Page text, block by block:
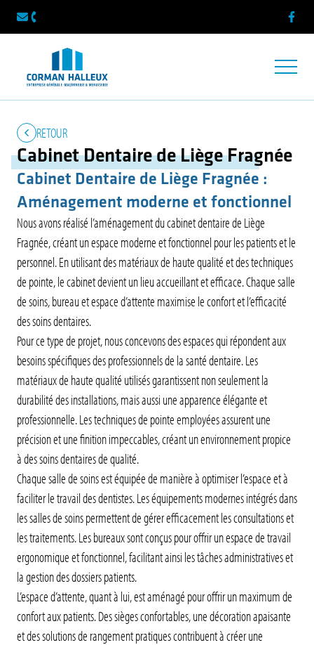
info@cormanhalleux.be
087 33 64 56
RETOUR
Cabinet Dentaire de Liège Fragnée
Cabinet Dentaire de Liège Fragnée :
Aménagement moderne et fonctionnel
Nous avons réalisé l’aménagement du cabinet dentaire de Liège
Fragnée, créant un espace moderne et fonctionnel pour les patients et le
personnel. En utilisant des matériaux de haute qualité et des techniques
de pointe, le cabinet devient un lieu accueillant et efficace. Chaque salle
de soins, bureau et espace d’attente maximise le confort et l’efficacité
des soins dentaires.
Pour ce type de projet, nous concevons des espaces qui répondent aux
besoins spécifiques des professionnels de la santé dentaire. Les
matériaux de haute qualité utilisés garantissent non seulement la
durabilité des installations, mais aussi une apparence élégante et
professionnelle. Les techniques de pointe employées assurent une
précision et une finition impeccables, créant un environnement propice
à des soins dentaires de qualité.
Chaque salle de soins est équipée de manière à optimiser l’espace et à
faciliter le travail des dentistes. Les équipements modernes intégrés dans
les salles de soins permettent de gérer efficacement les consultations et
les traitements. Les bureaux sont conçus pour offrir un espace de travail
ergonomique et fonctionnel, facilitant ainsi les tâches administratives et
la gestion des dossiers patients.
L’espace d’attente, quant à lui, est aménagé pour offrir un maximum de
confort aux patients. Des sièges confortables, une décoration apaisante
et des solutions de rangement pratiques contribuent à créer une